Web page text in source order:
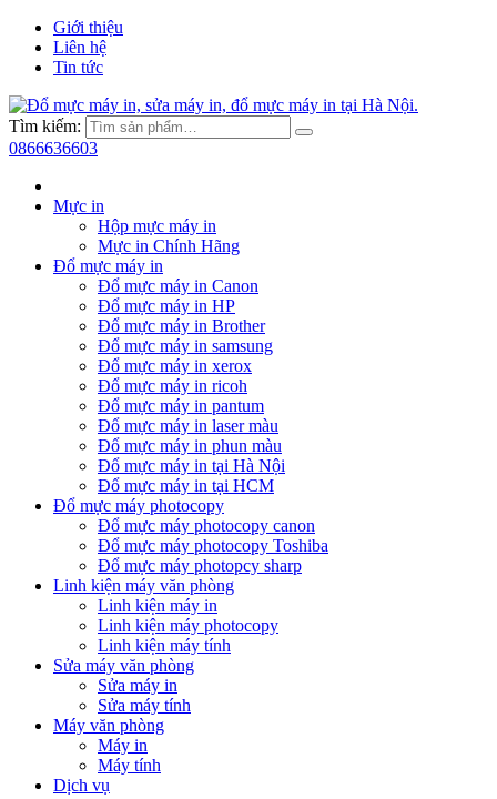
Giới thiệu
Liên hệ
Tin tức
Tìm kiếm:
0866636603
Mực in
Hộp mực máy in
Mực in Chính Hãng
Đổ mực máy in
Đổ mực máy in Canon
Đổ mực máy in HP
Đổ mực máy in Brother
Đổ mực máy in samsung
Đổ mực máy in xerox
Đổ mực máy in ricoh
Đổ mực máy in pantum
Đổ mực máy in laser màu
Đổ mực máy in phun màu
Đổ mực máy in tại Hà Nội
Đổ mực máy in tại HCM
Đổ mực máy photocopy
Đổ mực máy photocopy canon
Đổ mực máy photocopy Toshiba
Đổ mực máy photopcy sharp
Linh kiện máy văn phòng
Linh kiện máy in
Linh kiện máy photocopy
Linh kiện máy tính
Sửa máy văn phòng
Sửa máy in
Sửa máy tính
Máy văn phòng
Máy in
Máy tính
Dịch vụ